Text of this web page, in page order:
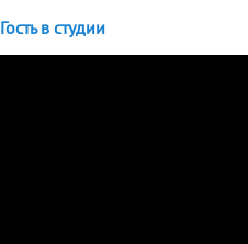
Гость в студии